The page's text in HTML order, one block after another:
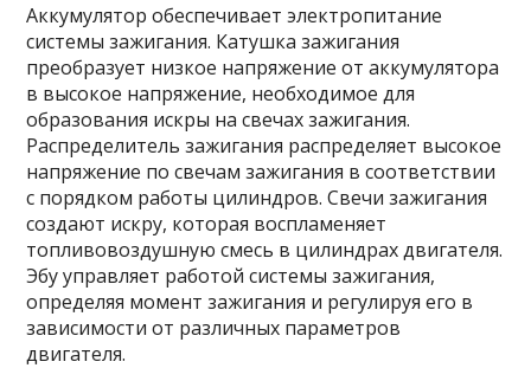
Аккумулятор обеспечивает электропитание
системы зажигания. Катушка зажигания
преобразует низкое напряжение от аккумулятора
в высокое напряжение, необходимое для
образования искры на свечах зажигания.
Распределитель зажигания распределяет высокое
напряжение по свечам зажигания в соответствии
с порядком работы цилиндров. Свечи зажигания
создают искру, которая воспламеняет
топливовоздушную смесь в цилиндрах двигателя.
Эбу управляет работой системы зажигания,
определяя момент зажигания и регулируя его в
зависимости от различных параметров
двигателя.